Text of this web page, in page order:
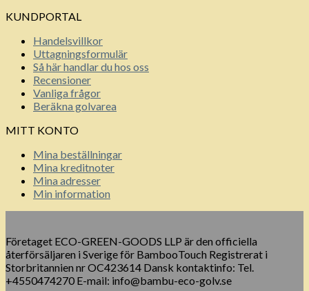
KUNDPORTAL
Handelsvillkor
Uttagningsformulär
Så här handlar du hos oss
Recensioner
Vanliga frågor
Beräkna golvarea
MITT KONTO
Mina beställningar
Mina kreditnoter
Mina adresser
Min information
Företaget ECO-GREEN-GOODS LLP är den officiella
återförsäljaren i Sverige för BambooTouch Registrerat i
Storbritannien nr OC423614 Dansk kontaktinfo: Tel.
+4550474270 E-mail: info@bambu-eco-golv.se